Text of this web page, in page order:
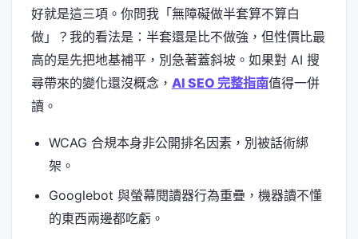
好就是這三項。你問我「無障礙做半套算不算白
做」？我的看法是：半套還是比不做強，但性價比最
高的是先把地基補平，別急著蓋斜坡。如果對 AI 搜
尋帶來的變化還沒概念， AI SEO 完整指南值得一併
讀。
WCAG 合規本身非公開排名因素，別被話術綁
架。
Googlebot 與螢幕閱讀器行為重疊，機器讀不懂
的東西兩邊都吃虧。